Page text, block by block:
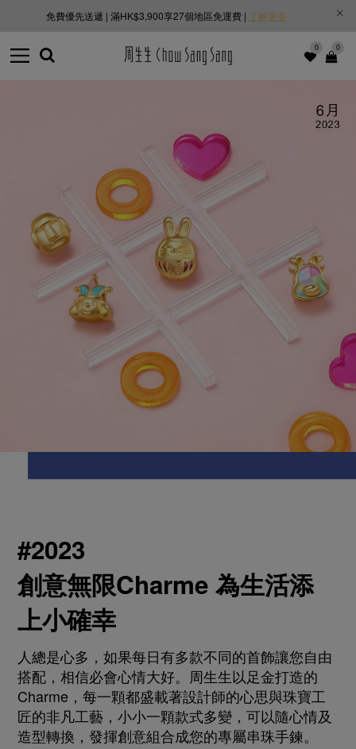
0 0
免費優先送遞 | 滿HK$3,900享27個地區免運費 | 了解更多
#2023
創意無限Charme 為生活添
上小確幸
人總是心多，如果每日有多款不同的首飾讓您自由
搭配，相信必會心情大好。周生生以足金打造的
Charme，每一顆都盛載著設計師的心思與珠寶工
匠的非凡工藝，小小一顆款式多變，可以隨心情及
造型轉換，發揮創意組合成您的專屬串珠手鍊。